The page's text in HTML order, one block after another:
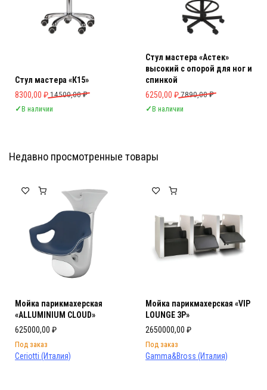
Стул мастера «К15»
14500,00₽
Первоначальная цена составляла 14500,00 ₽.
8300,00 ₽
Текущая цена: 8300,00 ₽.
✓В наличии
Стул мастера «Астек»
высокий с опорой для ног и
спинкой
7890,00₽
Первоначальная цена
6250,00 ₽
Текущая цена: 6250,00 ₽.
✓В наличии
Недавно просмотренные товары
Мойка парикмахерская
«ALLUMINIUM CLOUD»
625000,00 ₽
Под заказ
Ceriotti (Италия)
Мойка парикмахерская «VIP
LOUNGE 3P»
2650000,00 ₽
Под заказ
Gamma&Bross (Италия)